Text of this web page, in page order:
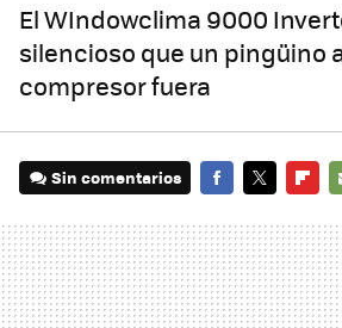
El WIndowclima 9000
silencioso que un pingüino
compresor fuera
Sin comentarios